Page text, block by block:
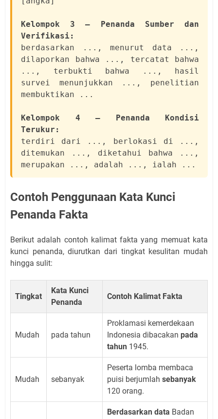
Kelompok 3 — Penanda Sumber dan
Verifikasi:
berdasarkan ..., menurut data ...,
dilaporkan bahwa ..., tercatat bahwa
..., terbukti bahwa ..., hasil
survei menunjukkan ..., penelitian
membuktikan ...
Kelompok 4 — Penanda Kondisi
Terukur:
terdiri dari ..., berlokasi di ...,
ditemukan ..., diketahui bahwa ...,
merupakan ..., adalah ..., ialah ...
Contoh Penggunaan Kata Kunci
Penanda Fakta
Berikut adalah contoh kalimat fakta yang memuat kata
kunci penanda, diurutkan dari tingkat kesulitan mudah
hingga sulit:
Tingkat
Kata Kunci
Penanda
Contoh Kalimat Fakta
Mudah pada tahun
Proklamasi kemerdekaan
Indonesia dibacakan pada
tahun 1945.
Mudah sebanyak
Peserta lomba membaca
puisi berjumlah sebanyak
120 orang.
Berdasarkan data Badan